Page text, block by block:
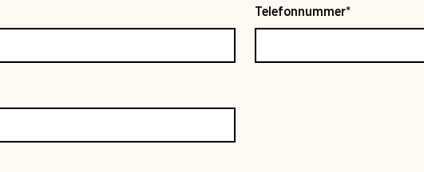
Telefonnummer*